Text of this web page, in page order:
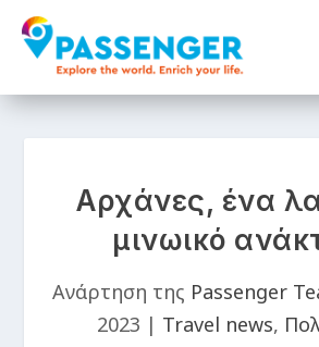
Αρχάνες, ένα
μινωικό
Ανάρτηση της Passenger
2023 | Travel news,